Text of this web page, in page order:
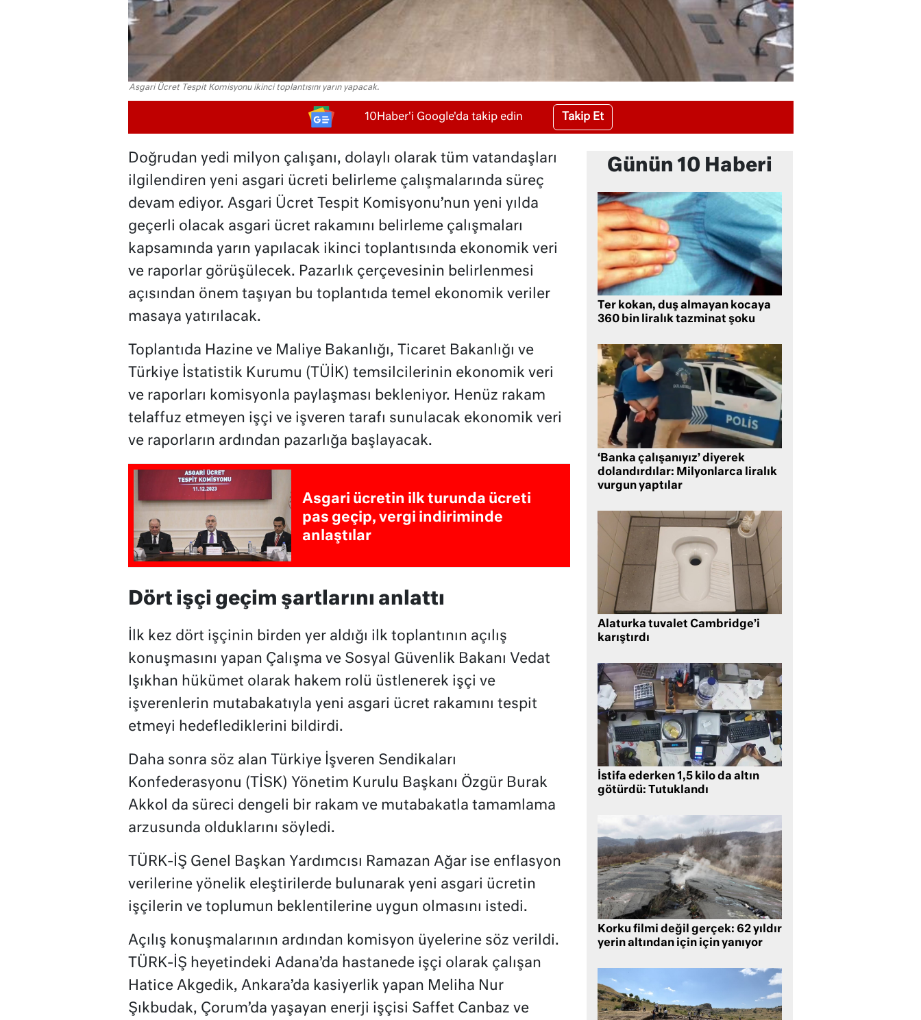
Asgari Ücret Tespit Komisyonu ikinci toplantısını yarın yapacak.
10Haber'i Google'da takip edin Takip Et
Doğrudan yedi milyon çalışanı, dolaylı olarak tüm vatandaşları
ilgilendiren yeni asgari ücreti belirleme çalışmalarında süreç
devam ediyor. Asgari Ücret Tespit Komisyonu’nun yeni yılda
geçerli olacak asgari ücret rakamını belirleme çalışmaları
kapsamında yarın yapılacak ikinci toplantısında ekonomik veri
ve raporlar görüşülecek. Pazarlık çerçevesinin belirlenmesi
açısından önem taşıyan bu toplantıda temel ekonomik veriler
masaya yatırılacak.
Toplantıda Hazine ve Maliye Bakanlığı, Ticaret Bakanlığı ve
Türkiye İstatistik Kurumu (TÜİK) temsilcilerinin ekonomik veri
ve raporları komisyonla paylaşması bekleniyor. Henüz rakam
telaffuz etmeyen işçi ve işveren tarafı sunulacak ekonomik veri
ve raporların ardından pazarlığa başlayacak.
Asgari ücretin ilk turunda ücreti
pas geçip, vergi indiriminde
anlaştılar
Dört işçi geçim şartlarını anlattı
İlk kez dört işçinin birden yer aldığı ilk toplantının açılış
konuşmasını yapan Çalışma ve Sosyal Güvenlik Bakanı Vedat
Işıkhan hükümet olarak hakem rolü üstlenerek işçi ve
işverenlerin mutabakatıyla yeni asgari ücret rakamını tespit
etmeyi hedeflediklerini bildirdi.
Daha sonra söz alan Türkiye İşveren Sendikaları
Konfederasyonu (TİSK) Yönetim Kurulu Başkanı Özgür Burak
Akkol da süreci dengeli bir rakam ve mutabakatla tamamlama
arzusunda olduklarını söyledi.
TÜRK-İŞ Genel Başkan Yardımcısı Ramazan Ağar ise enflasyon
verilerine yönelik eleştirilerde bulunarak yeni asgari ücretin
işçilerin ve toplumun beklentilerine uygun olmasını istedi.
Açılış konuşmalarının ardından komisyon üyelerine söz verildi.
TÜRK-İŞ heyetindeki Adana’da hastanede işçi olarak çalışan
Hatice Akgedik, Ankara’da kasiyerlik yapan Meliha Nur
Şıkbudak, Çorum’da yaşayan enerji işçisi Saffet Canbaz ve
Günün 10 Haberi
Ter kokan, duş almayan kocaya
360 bin liralık tazminat şoku
‘Banka çalışanıyız’ diyerek
dolandırdılar: Milyonlarca liralık
vurgun yaptılar
Alaturka tuvalet Cambridge’i
karıştırdı
İstifa ederken 1,5 kilo da altın
götürdü: Tutuklandı
Korku filmi değil gerçek: 62 yıldır
yerin altından için için yanıyor